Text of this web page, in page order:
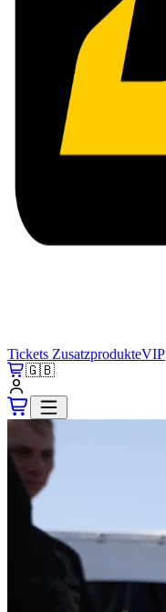
Tickets ZusatzprodukteVIP
🇬🇧